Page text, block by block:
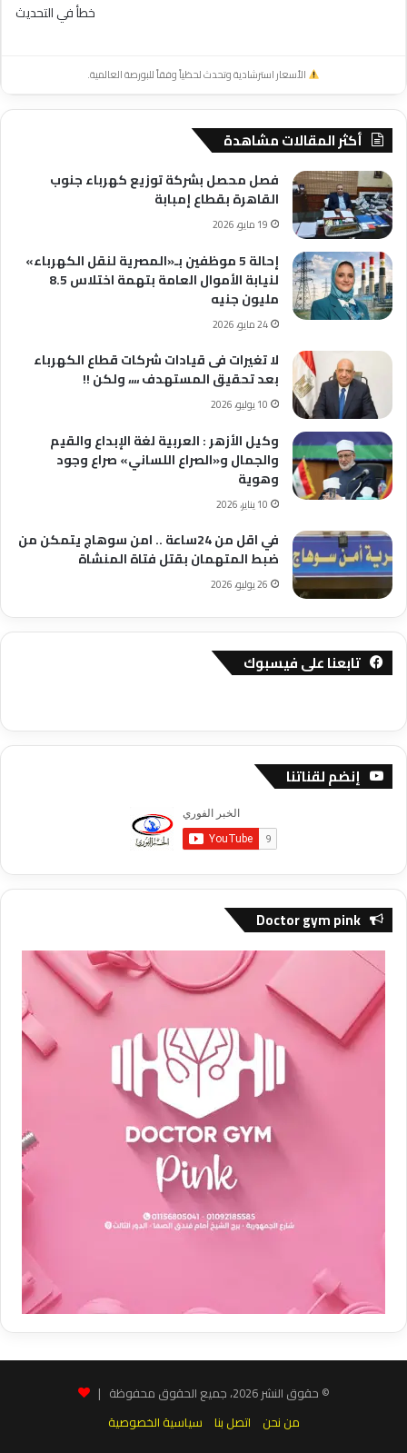
خطأ في التحديث
الأسعار استرشادية وتحدث لحظياً وفقاً للبورصة العالمية.
أكثر المقالات مشاهدة
فصل محصل بشركة توزيع كهرباء جنوب
القاهرة بقطاع إمبابة
19 مايو، 2026
إحالة 5 موظفين بـ«المصرية لنقل الكهرباء»
لنيابة الأموال العامة بتهمة اختلاس 8.5
مليون جنيه
24 مايو، 2026
لا تغيرات فى قيادات شركات قطاع الكهرباء
بعد تحقيق المستهدف ،،،، ولكن !!
10 يوليو، 2026
وكيل الأزهر : العربية لغة الإبداع والقيم
والجمال و«الصراع اللساني» صراع وجود
وهوية
10 يناير، 2026
في اقل من 24ساعة .. امن سوهاج يتمكن من
ضبط المتهمان بقتل فتاة المنشاة
26 يوليو، 2026
تابعنا على فيسبوك
إنضم لقناتنا
Doctor gym pink
© حقوق النشر 2026، جميع الحقوق محفوظة |
من نحن
اتصل بنا سياسية الخصوصية